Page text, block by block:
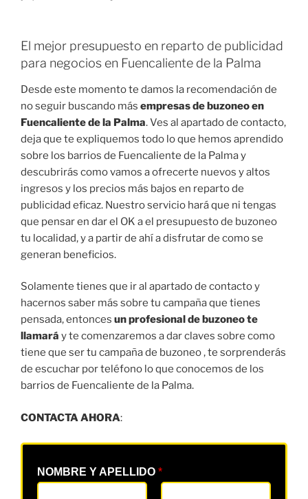
El mejor presupuesto en reparto de publicidad
para negocios en Fuencaliente de la Palma
Desde este momento te damos la recomendación de
no seguir buscando más empresas de buzoneo en
Fuencaliente de la Palma. Ves al apartado de contacto,
deja que te expliquemos todo lo que hemos aprendido
sobre los barrios de Fuencaliente de la Palma y
descubrirás como vamos a ofrecerte nuevos y altos
ingresos y los precios más bajos en reparto de
publicidad eficaz. Nuestro servicio hará que ni tengas
que pensar en dar el OK a el presupuesto de buzoneo
tu localidad, y a partir de ahí a disfrutar de como se
generan beneficios.
Solamente tienes que ir al apartado de contacto y
hacernos saber más sobre tu campaña que tienes
pensada, entonces un profesional de buzoneo te
llamará y te comenzaremos a dar claves sobre como
tiene que ser tu campaña de buzoneo , te sorprenderás
de escuchar por teléfono lo que conocemos de los
barrios de Fuencaliente de la Palma.
CONTACTA AHORA:
NOMBRE Y APELLIDO *